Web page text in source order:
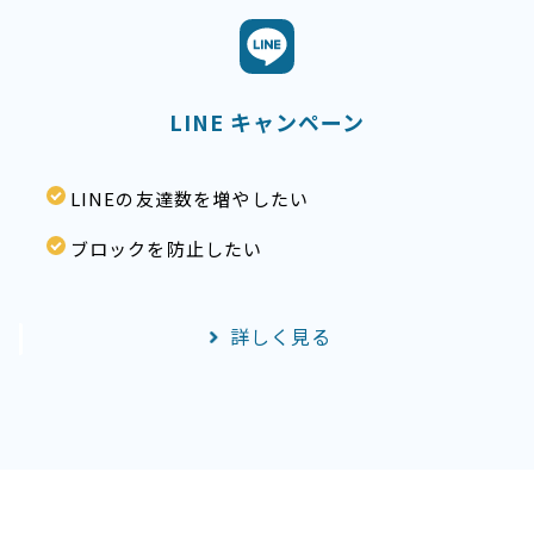
LINE キャンペーン
LINEの友達数を増やしたい
ブロックを防止したい
詳しく見る